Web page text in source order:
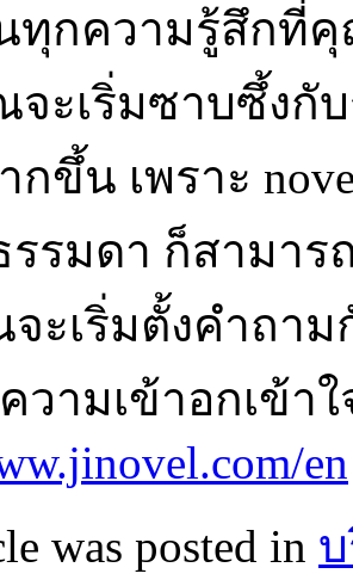
ทุกความรู้สึกที่
ะเริ่มซาบซึ้งกั
กขึ้น เพราะ
รรมดา ก็สามา
ะเริ่มตั้งคำถา
วามเข้าอกเข้าใ
en
was posted in